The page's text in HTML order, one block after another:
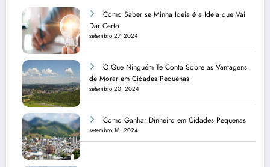
Como Saber se Minha Ideia é a Ideia que Vai
Dar Certo
setembro 27, 2024
O Que Ninguém Te Conta Sobre as Vantagens
de Morar em Cidades Pequenas
setembro 20, 2024
Como Ganhar Dinheiro em Cidades Pequenas
setembro 16, 2024